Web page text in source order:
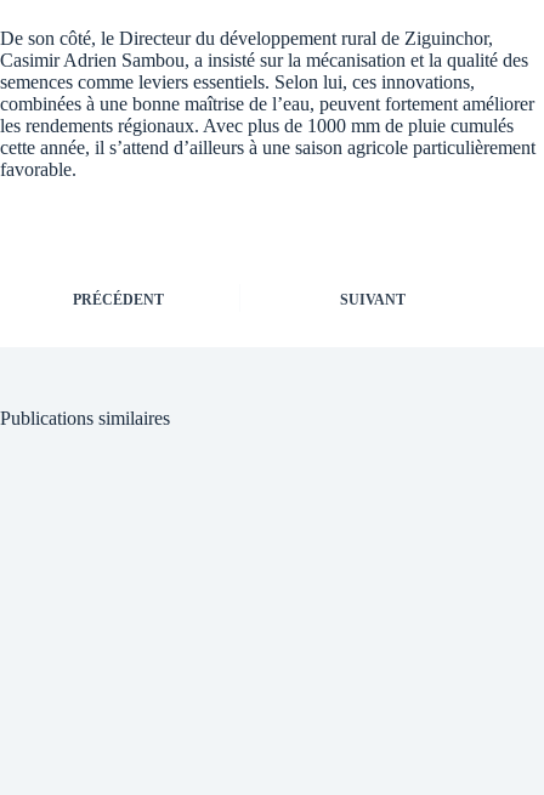
De son côté, le Directeur du développement rural de Ziguinchor,
Casimir Adrien Sambou, a insisté sur la mécanisation et la qualité des
semences comme leviers essentiels. Selon lui, ces innovations,
combinées à une bonne maîtrise de l’eau, peuvent fortement améliorer
les rendements régionaux. Avec plus de 1000 mm de pluie cumulés
cette année, il s’attend d’ailleurs à une saison agricole particulièrement
favorable.
PRÉCÉDENT SUIVANT
Publications similaires